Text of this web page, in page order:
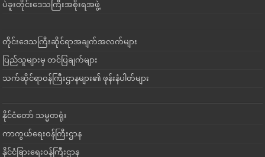
ပဲခူးတိုင်းဒေသကြီးအစိုးရအဖွဲ့
တိုင်းဒေသကြီးဆိုင်ရာအချက်အလက်များ
ပြည်သူများမှ တင်ပြချက်များ
သက်ဆိုင်ရာဝန်ကြီးဌာနများ၏ ဖုန်းနံပါတ်များ
နိုင်ငံတော် သမ္မတရုံး
ကာကွယ်ရေးဝန်ကြီးဌာန
နိုင်ငံခြားရေးဝန်ကြီးဌာန